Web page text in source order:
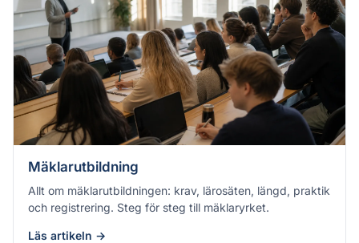
Mäklarutbildning
Allt om mäklarutbildningen: krav, lärosäten, längd, praktik
och registrering. Steg för steg till mäklaryrket.
Läs artikeln →